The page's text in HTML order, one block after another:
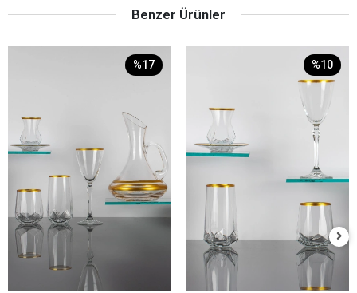
Benzer Ürünler
%17 %10